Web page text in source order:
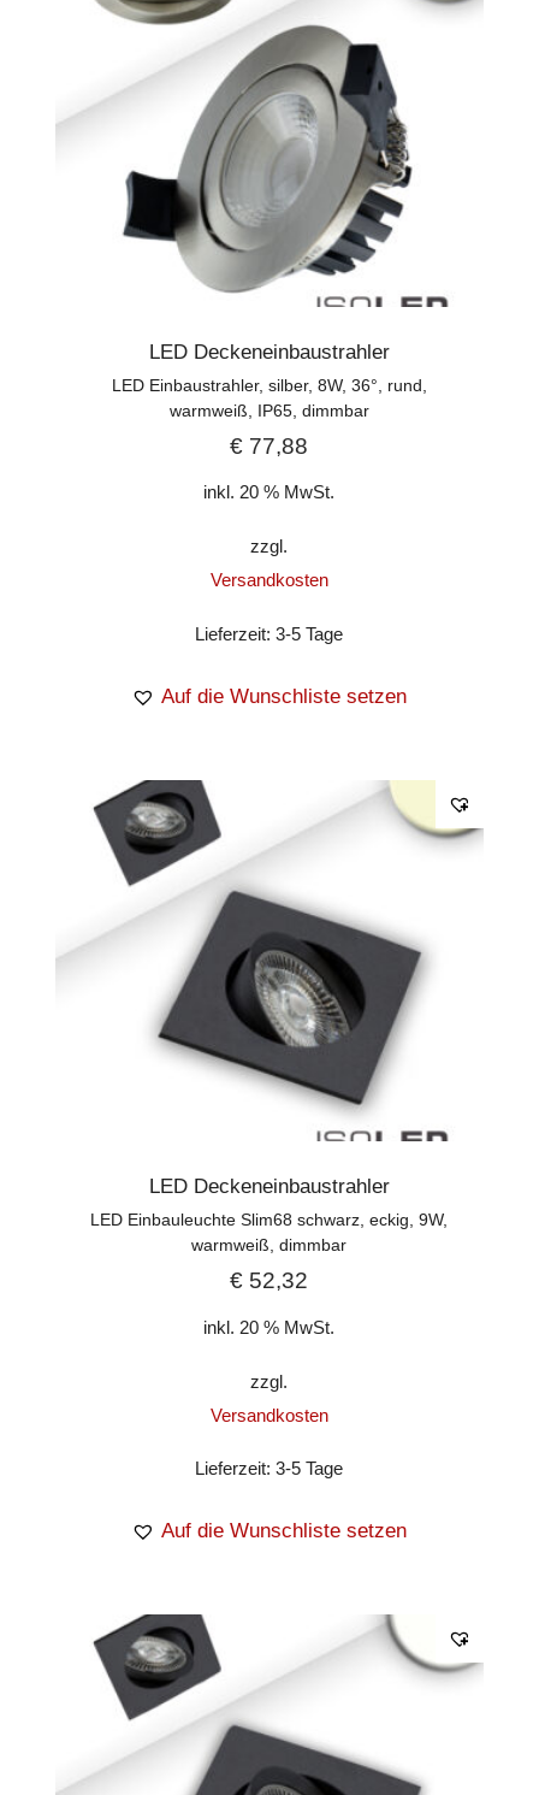
LED Deckeneinbaustrahler
LED Einbaustrahler, silber, 8W, 36°, rund,
warmweiß, IP65, dimmbar
€ 77,88
inkl. 20 % MwSt.
zzgl.
Versandkosten
Lieferzeit:3-5 Tage
Auf die Wunschliste setzen
LED Deckeneinbaustrahler
LED Einbauleuchte Slim68 schwarz, eckig, 9W,
warmweiß, dimmbar
€ 52,32
inkl. 20 % MwSt.
zzgl.
Versandkosten
Lieferzeit:3-5 Tage
Auf die Wunschliste setzen